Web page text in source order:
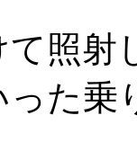
照射
た乗